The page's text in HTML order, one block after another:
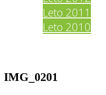
Leto 2011
Leto 2010
IMG_0201